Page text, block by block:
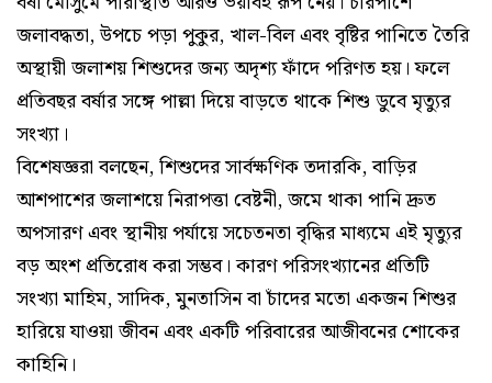
জলাবদ্ধতা, উপচে পড়া পুকুর, খাল-বিল এবং বৃষ্টির পানিতে তৈরি
অস্থায়ী জলাশয় শিশুদের জন্য অদৃশ্য ফাঁদে পরিণত হয়। ফলে
প্রতিবছর বর্ষার সঙ্গে পাল্লা দিয়ে বাড়তে থাকে শিশু ডুবে মৃত্যুর
সংখ্যা।
বিশেষজ্ঞরা বলছেন, শিশুদের সার্বক্ষণিক তদারকি, বাড়ির
আশপাশের জলাশয়ে নিরাপত্তা বেষ্টনী, জমে থাকা পানি দ্রুত
অপসারণ এবং স্থানীয় পর্যায়ে সচেতনতা বৃদ্ধির মাধ্যমে এই মৃত্যুর
বড় অংশ প্রতিরোধ করা সম্ভব। কারণ পরিসংখ্যানের প্রতিটি
সংখ্যা মাহিম, সাদিক, মুনতাসিন বা চাঁদের মতো একজন শিশুর
হারিয়ে যাওয়া জীবন এবং একটি পরিবারের আজীবনের শোকের
কাহিনি।